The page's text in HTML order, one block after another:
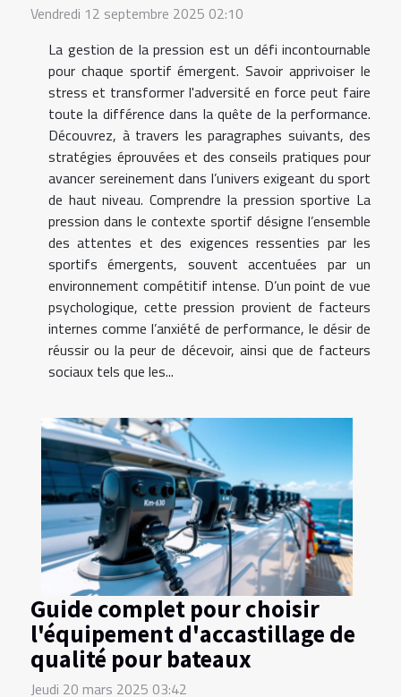
Vendredi 12 septembre 2025 02:10
La gestion de la pression est un défi incontournable
pour chaque sportif émergent. Savoir apprivoiser le
stress et transformer l'adversité en force peut faire
toute la différence dans la quête de la performance.
Découvrez, à travers les paragraphes suivants, des
stratégies éprouvées et des conseils pratiques pour
avancer sereinement dans l’univers exigeant du sport
de haut niveau. Comprendre la pression sportive La
pression dans le contexte sportif désigne l’ensemble
des attentes et des exigences ressenties par les
sportifs émergents, souvent accentuées par un
environnement compétitif intense. D’un point de vue
psychologique, cette pression provient de facteurs
internes comme l’anxiété de performance, le désir de
réussir ou la peur de décevoir, ainsi que de facteurs
sociaux tels que les...
Guide complet pour choisir
l'équipement d'accastillage de
qualité pour bateaux
Jeudi 20 mars 2025 03:42